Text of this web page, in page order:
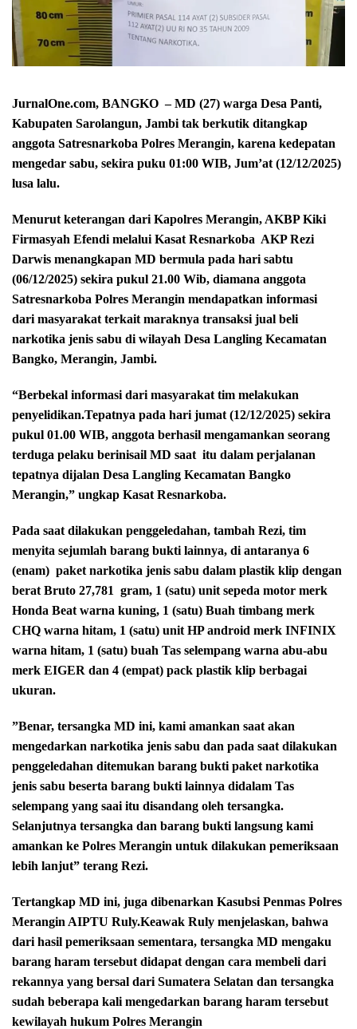
JurnalOne.com, BANGKO – MD (27) warga Desa Panti,
Kabupaten Sarolangun, Jambi tak berkutik ditangkap
anggota Satresnarkoba Polres Merangin, karena kedepatan
mengedar sabu, sekira puku 01:00 WIB, Jum’at (12/12/2025)
lusa lalu.
Menurut keterangan dari Kapolres Merangin, AKBP Kiki
Firmasyah Efendi melalui Kasat Resnarkoba AKP Rezi
Darwis menangkapan MD bermula pada hari sabtu
(06/12/2025) sekira pukul 21.00 Wib, diamana anggota
Satresnarkoba Polres Merangin mendapatkan informasi
dari masyarakat terkait maraknya transaksi jual beli
narkotika jenis sabu di wilayah Desa Langling Kecamatan
Bangko, Merangin, Jambi.
“Berbekal informasi dari masyarakat tim melakukan
penyelidikan.Tepatnya pada hari jumat (12/12/2025) sekira
pukul 01.00 WIB, anggota berhasil mengamankan seorang
terduga pelaku berinisail MD saat itu dalam perjalanan
tepatnya dijalan Desa Langling Kecamatan Bangko
Merangin,” ungkap Kasat Resnarkoba.
Pada saat dilakukan penggeledahan, tambah Rezi, tim
menyita sejumlah barang bukti lainnya, di antaranya 6
(enam) paket narkotika jenis sabu dalam plastik klip dengan
berat Bruto 27,781 gram, 1 (satu) unit sepeda motor merk
Honda Beat warna kuning, ⁠1 (satu) Buah timbang merk
CHQ warna hitam, ⁠1 (satu) unit HP android merk INFINIX
warna hitam, 1 (satu) buah Tas selempang warna abu-abu
merk EIGER dan 4 (empat) pack plastik klip berbagai
ukuran.
”Benar, tersangka MD ini, kami amankan saat akan
mengedarkan narkotika jenis sabu dan pada saat dilakukan
penggeledahan ditemukan barang bukti paket narkotika
jenis sabu beserta barang bukti lainnya didalam Tas
selempang yang saai itu disandang oleh tersangka.
Selanjutnya tersangka dan barang bukti langsung kami
amankan ke Polres Merangin untuk dilakukan pemeriksaan
lebih lanjut” terang Rezi.
Tertangkap MD ini, juga dibenarkan Kasubsi Penmas Polres
Merangin AIPTU Ruly.Keawak Ruly menjelaskan, bahwa
dari hasil pemeriksaan sementara, tersangka MD mengaku
barang haram tersebut didapat dengan cara membeli dari
rekannya yang bersal dari Sumatera Selatan dan tersangka
sudah beberapa kali mengedarkan barang haram tersebut
kewilayah hukum Polres Merangin